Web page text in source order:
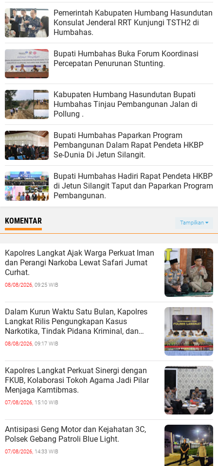
Pemerintah Kabupaten Humbang Hasundutan
Konsulat Jenderal RRT Kunjungi TSTH2 di
Humbahas.
Bupati Humbahas Buka Forum Koordinasi
Percepatan Penurunan Stunting.
Kabupaten Humbang Hasundutan Bupati
Humbahas Tinjau Pembangunan Jalan di
Pollung .
Bupati Humbahas Paparkan Program
Pembangunan Dalam Rapat Pendeta HKBP
Se-Dunia Di Jetun Silangit.
Bupati Humbahas Hadiri Rapat Pendeta HKBP
di Jetun Silangit Taput dan Paparkan Program
Pembangunan.
KOMENTAR Tampilkan
Kapolres Langkat Ajak Warga Perkuat Iman
dan Perangi Narkoba Lewat Safari Jumat
Curhat.
08/08/2026, 09:25 WIB
Dalam Kurun Waktu Satu Bulan, Kapolres
Langkat Rilis Pengungkapan Kasus
Narkotika, Tindak Pidana Kriminal, dan
Kekerasan Seksual terhadap Anak.
08/08/2026, 09:17 WIB
Kapolres Langkat Perkuat Sinergi dengan
FKUB, Kolaborasi Tokoh Agama Jadi Pilar
Menjaga Kamtibmas.
07/08/2026, 15:10 WIB
Antisipasi Geng Motor dan Kejahatan 3C,
Polsek Gebang Patroli Blue Light.
07/08/2026, 14:33 WIB